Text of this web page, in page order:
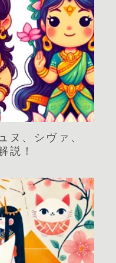
ヌ、シヴァ、
説！